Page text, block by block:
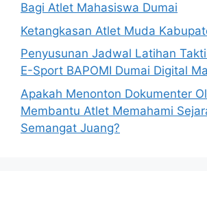
Bagi Atlet Mahasiswa Dumai
Ketangkasan Atlet Muda
Penyusunan Jadwal Latihan
E-Sport BAPOMI Dumai Digital
Apakah Menonton Dokumenter
Membantu Atlet Memahami
Semangat Juang?